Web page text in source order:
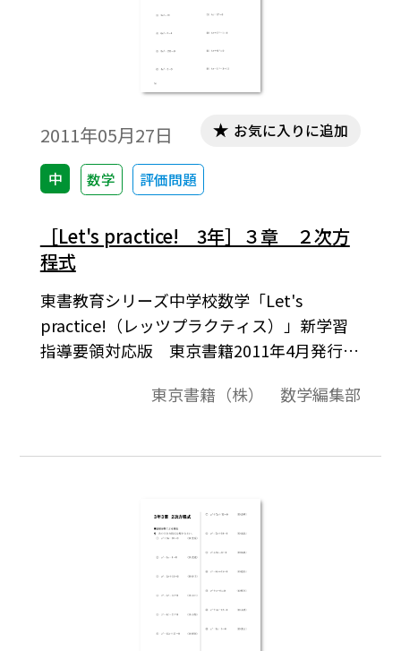
2011年05月27日
中 数学 評価問題
お気に入りに追加
［Let's practice! 3年］３章 ２次方
程式
東書教育シリーズ中学校数学「Let's
practice!（レッツプラクティス）」新学習
指導要領対応版 東京書籍2011年4月発行よ
に準拠した、計算問題を中心とした評価問
ます。ワード文書ファイルとPDFファイルを
いのPCに「Tosho数式エディタ」（無償）
をインストールしていただくと、ワードの
問題データ中の数式を正しく表示したり、
数値や式を編集したりすることが可能とな
東京書籍（株） 数学編集部